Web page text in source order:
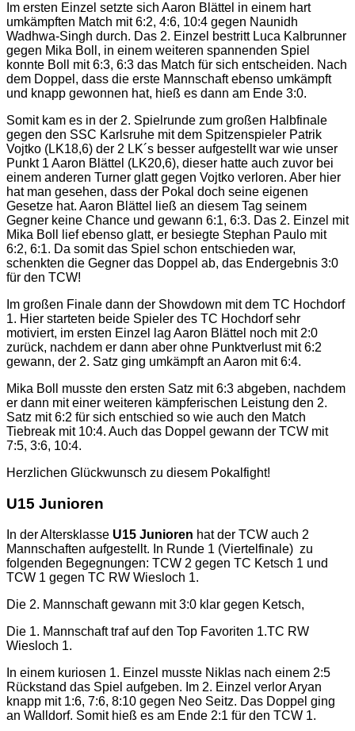
Im ersten Einzel setzte sich Aaron Blättel in einem hart
umkämpften Match mit 6:2, 4:6, 10:4 gegen Naunidh
Wadhwa-Singh durch. Das 2. Einzel bestritt Luca Kalbrunner
gegen Mika Boll, in einem weiteren spannenden Spiel
konnte Boll mit 6:3, 6:3 das Match für sich entscheiden. Nach
dem Doppel, dass die erste Mannschaft ebenso umkämpft
und knapp gewonnen hat, hieß es dann am Ende 3:0.
Somit kam es in der 2. Spielrunde zum großen Halbfinale
gegen den SSC Karlsruhe mit dem Spitzenspieler Patrik
Vojtko (LK18,6) der 2 LK´s besser aufgestellt war wie unser
Punkt 1 Aaron Blättel (LK20,6), dieser hatte auch zuvor bei
einem anderen Turner glatt gegen Vojtko verloren. Aber hier
hat man gesehen, dass der Pokal doch seine eigenen
Gesetze hat. Aaron Blättel ließ an diesem Tag seinem
Gegner keine Chance und gewann 6:1, 6:3. Das 2. Einzel mit
Mika Boll lief ebenso glatt, er besiegte Stephan Paulo mit
6:2, 6:1. Da somit das Spiel schon entschieden war,
schenkten die Gegner das Doppel ab, das Endergebnis 3:0
für den TCW!
Im großen Finale dann der Showdown mit dem TC Hochdorf
1. Hier starteten beide Spieler des TC Hochdorf sehr
motiviert, im ersten Einzel lag Aaron Blättel noch mit 2:0
zurück, nachdem er dann aber ohne Punktverlust mit 6:2
gewann, der 2. Satz ging umkämpft an Aaron mit 6:4.
Mika Boll musste den ersten Satz mit 6:3 abgeben, nachdem
er dann mit einer weiteren kämpferischen Leistung den 2.
Satz mit 6:2 für sich entschied so wie auch den Match
Tiebreak mit 10:4. Auch das Doppel gewann der TCW mit
7:5, 3:6, 10:4.
Herzlichen Glückwunsch zu diesem Pokalfight!
U15 Junioren
In der Altersklasse U15 Junioren hat der TCW auch 2
Mannschaften aufgestellt. In Runde 1 (Viertelfinale) zu
folgenden Begegnungen: TCW 2 gegen TC Ketsch 1 und
TCW 1 gegen TC RW Wiesloch 1.
Die 2. Mannschaft gewann mit 3:0 klar gegen Ketsch,
Die 1. Mannschaft traf auf den Top Favoriten 1.TC RW
Wiesloch 1.
In einem kuriosen 1. Einzel musste Niklas nach einem 2:5
Rückstand das Spiel aufgeben. Im 2. Einzel verlor Aryan
knapp mit 1:6, 7:6, 8:10 gegen Neo Seitz. Das Doppel ging
an Walldorf. Somit hieß es am Ende 2:1 für den TCW 1.